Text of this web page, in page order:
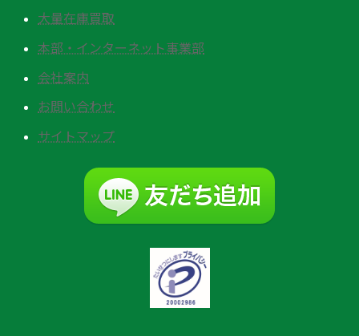
大量在庫買取
本部・インターネット事業部
会社案内
お問い合わせ
サイトマップ